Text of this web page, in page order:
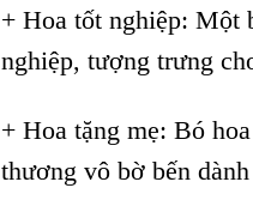
+ Hoa tốt nghiệp: Một
nghiệp, tượng trưng
+ Hoa tặng mẹ: Bó
thương vô bờ bến